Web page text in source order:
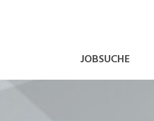
JOBSUCHE